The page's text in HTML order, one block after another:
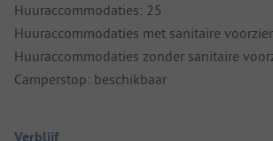
Huuraccommodaties: 25
Huuraccommodaties met sanitaire
Huuraccommodaties zonder sanitaire
Camperstop: beschikbaar